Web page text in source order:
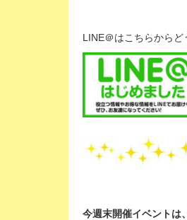
LINE＠はこちらからど
今週末開催イベントは